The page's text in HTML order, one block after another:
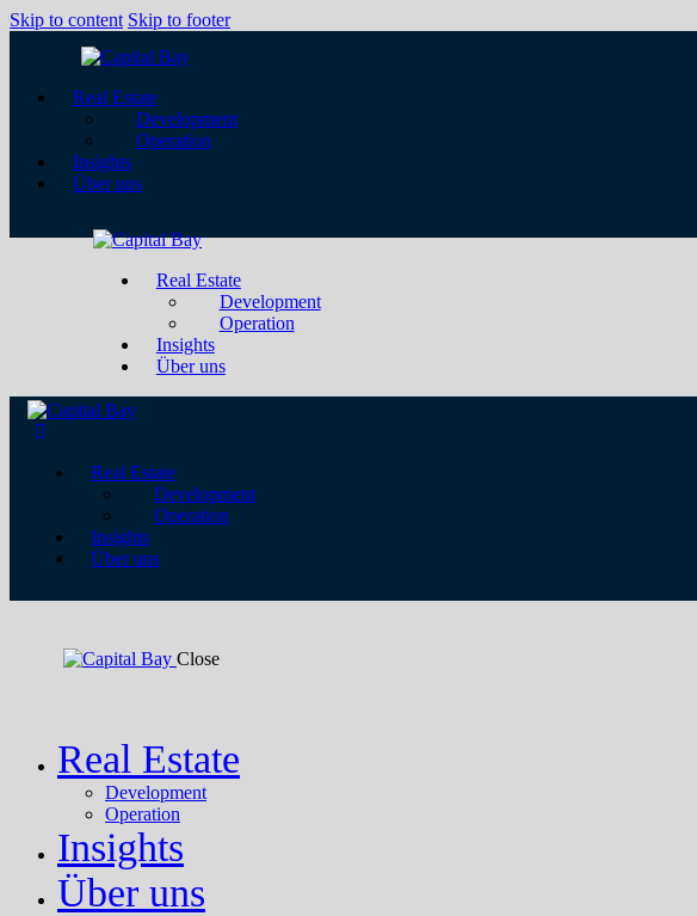
Skip to content Skip to footer
Real Estate
Development
Operation
Insights
Über uns
Real Estate
Development
Operation
Insights
Über uns
Real Estate
Development
Operation
Insights
Über uns
Close
Real Estate
Development
Operation
Insights
Über uns